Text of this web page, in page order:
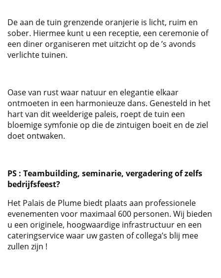
De aan de tuin grenzende oranjerie is licht, ruim en
sober. Hiermee kunt u een receptie, een ceremonie of
een diner organiseren met uitzicht op de ’s avonds
verlichte tuinen.
Oase van rust waar natuur en elegantie elkaar
ontmoeten in een harmonieuze dans. Genesteld in het
hart van dit weelderige paleis, roept de tuin een
bloemige symfonie op die de zintuigen boeit en de ziel
doet ontwaken.
PS : Teambuilding, seminarie, vergadering of zelfs
bedrijfsfeest?
Het Palais de Plume biedt plaats aan professionele
evenementen voor maximaal 600 personen. Wij bieden
u een originele, hoogwaardige infrastructuur en een
cateringservice waar uw gasten of collega’s blij mee
zullen zijn !